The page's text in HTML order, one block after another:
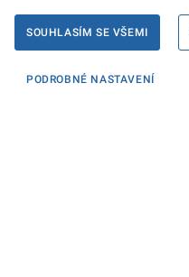
SOUHLASÍM SE VŠEMI
PODROBNÉ NASTAVENÍ